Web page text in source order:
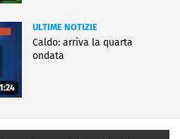
ULTIME NOTIZIE
Caldo: arriva la quarta
ondata